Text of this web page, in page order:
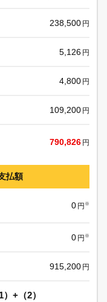
238,500 円
5,126 円
4,800 円
109,200 円
790,826 円
払額
0 円 ※
0 円 ※
915,200 円
+（2）